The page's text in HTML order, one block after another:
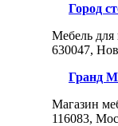
Город
Мебель для
630047,
Гранд
Магазин
116083,